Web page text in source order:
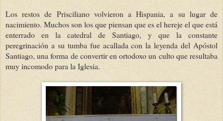
Los restos de Prisciliano volvieron a Hispania, a su lugar de
nacimiento. Muchos son los que piensan que es el hereje el que está
enterrado en la catedral de Santiago, y que la constante
peregrinación a su tumba fue acallada con la leyenda del Apóstol
Santiago, una forma de convertir en ortodoxo un culto que resultaba
muy incomodo para la Iglesia.